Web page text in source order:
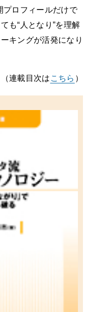
プロフィールだけで
も“人となり”を理解
キングが活発になり
（連載目次は こちら ）